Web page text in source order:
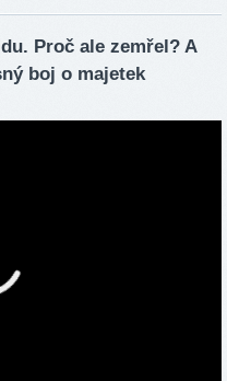
Proč ale zemřel? A
boj o majetek